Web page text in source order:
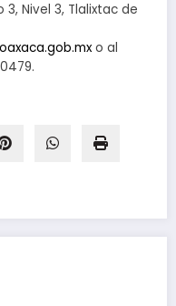
Nivel 3, Tlalixtac de
o al